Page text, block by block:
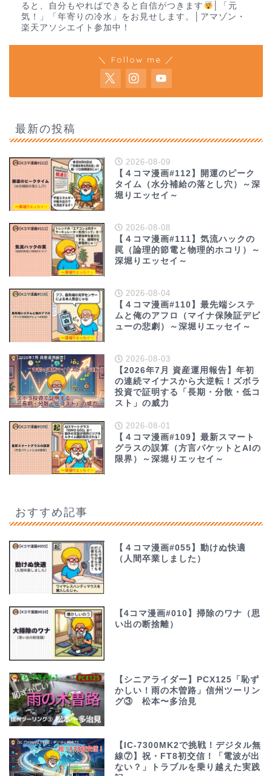
ると、自分もやればできると自信がつきます
│「元
気！」「年寄りの冷水」をお見せします。│アマゾン・
楽天アソシエイト参加中！
＼ Follow me ／
最新の投稿
2026-08-09
【４コマ漫画#112】開運のピーク
タイム（水分補給の落とし穴）～深
堀りエッセイ～
2026-08-08
【４コマ漫画#111】気流ハックの
罠（論理的節電と物理的ホコリ）～
深堀りエッセイ～
2026-08-04
【４コマ漫画#110】最先端システ
ムと俺のアフロ（マイナ保険証デビ
ューの悲劇）～深堀りエッセイ～
2026-08-03
【2026年7月 資産運用報告】年初
の連続マイナスから大逆転！ズボラ
投資で証明する「長期・分散・低コ
スト」の威力
2026-08-01
【４コマ漫画#109】最新スマート
グラスの誤算（方言パケットとAIの
限界）～深堀りエッセイ～
おすすめ記事
【４コマ漫画#055】動けぬ快適
（人間卒業しました）
【4コマ漫画#010】掃除のワナ（思
い出の断捨離）
【シニアライダー】PCX125「恥ず
かしい！雨の木曽路」信州ツーリン
グ③ 松本〜多治見
【IC-7300MK2で挑戦！デジタル無
線⑦】祝・FT8初交信！「電波が出
ない？」トラブルを乗り越えた実践